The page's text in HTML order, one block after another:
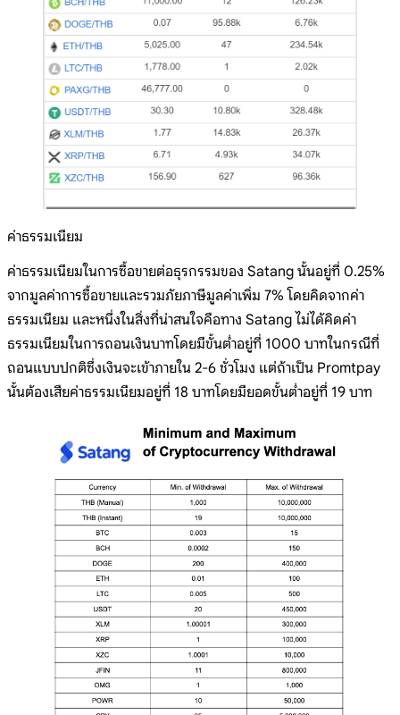
ค่าธรรมเนียม
ค่าธรรมเนียมในการซื้อขายต่อธุรกรรมของ Satang นั้นอยู่ที่ 0.25%
จากมูลค่าการซื้อขายและรวมภัยภาษีมูลค่าเพิ่ม 7% โดยคิดจากค่า
ธรรมเนียม และหนึ่งในสิ่งที่น่าสนใจคือทาง Satang ไม่ได้คิดค่า
ธรรมเนียมในการถอนเงินบาทโดยมีขั้นต่ำอยู่ที่ 1000 บาทในกรณีที่
ถอนแบบปกติซึ่งเงินจะเข้าภายใน 2-6 ชั่วโมง แต่ถ้าเป็น Promtpay
นั้นต้องเสียค่าธรรมเนียมอยู่ที่ 18 บาทโดยมียอดขั้นต่ำอยู่ที่ 19 บาท